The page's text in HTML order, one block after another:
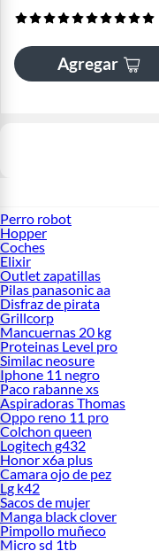
Agregar
Perro robot
Hopper
Coches
Elixir
Outlet zapatillas
Pilas panasonic aa
Disfraz de pirata
Grillcorp
Mancuernas 20 kg
Proteinas Level pro
Similac neosure
Iphone 11 negro
Paco rabanne xs
Aspiradoras Thomas
Oppo reno 11 pro
Colchon queen
Logitech g432
Honor x6a plus
Camara ojo de pez
Lg k42
Sacos de mujer
Manga black clover
Pimpollo muñeco
Micro sd 1tb